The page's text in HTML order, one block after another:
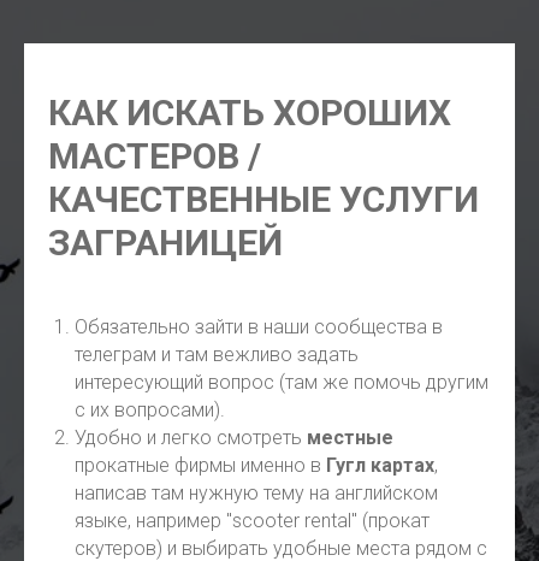
КАК ИСКАТЬ ХОРОШИХ
МАСТЕРОВ /
КАЧЕСТВЕННЫЕ УСЛУГИ
ЗАГРАНИЦЕЙ
Обязательно зайти в наши сообщества в
телеграм и там вежливо задать
интересующий вопрос (там же помочь другим
с их вопросами).
Удобно и легко смотреть местные
прокатные фирмы именно в Гугл картах,
написав там нужную тему на английском
языке, например "scooter rental" (прокат
скутеров) и выбирать удобные места рядом с